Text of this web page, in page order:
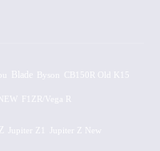
CB150R Old K15
F1ZR/Vega R